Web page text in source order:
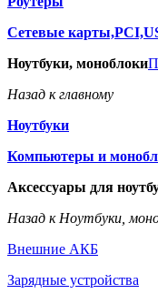
Сетевые
Ноутбуки, моноблоки
Назад к главному
Ноутбуки
Компьютеры и
Аксессуары для
Назад к Ноутбуки,
Внешние АКБ
Зарядные устройства